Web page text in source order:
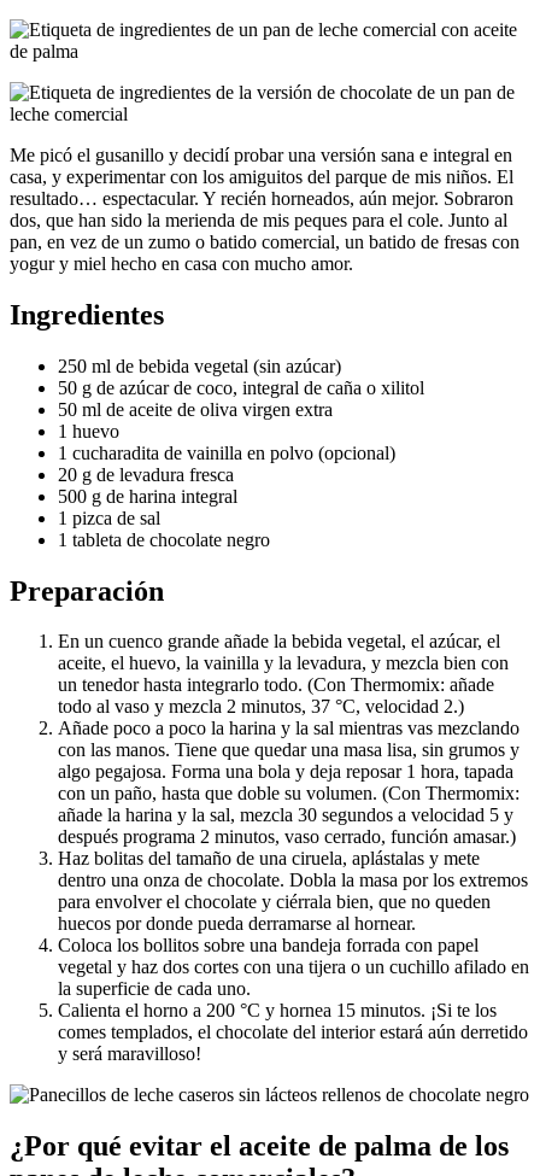
Me picó el gusanillo y decidí probar una versión sana e integral en
casa, y experimentar con los amiguitos del parque de mis niños. El
resultado… espectacular. Y recién horneados, aún mejor. Sobraron
dos, que han sido la merienda de mis peques para el cole. Junto al
pan, en vez de un zumo o batido comercial, un batido de fresas con
yogur y miel hecho en casa con mucho amor.
Ingredientes
250 ml de bebida vegetal (sin azúcar)
50 g de azúcar de coco, integral de caña o xilitol
50 ml de aceite de oliva virgen extra
1 huevo
1 cucharadita de vainilla en polvo (opcional)
20 g de levadura fresca
500 g de harina integral
1 pizca de sal
1 tableta de chocolate negro
Preparación
En un cuenco grande añade la bebida vegetal, el azúcar, el
aceite, el huevo, la vainilla y la levadura, y mezcla bien con
un tenedor hasta integrarlo todo. (Con Thermomix: añade
todo al vaso y mezcla 2 minutos, 37 °C, velocidad 2.)
Añade poco a poco la harina y la sal mientras vas mezclando
con las manos. Tiene que quedar una masa lisa, sin grumos y
algo pegajosa. Forma una bola y deja reposar 1 hora, tapada
con un paño, hasta que doble su volumen. (Con Thermomix:
añade la harina y la sal, mezcla 30 segundos a velocidad 5 y
después programa 2 minutos, vaso cerrado, función amasar.)
Haz bolitas del tamaño de una ciruela, aplástalas y mete
dentro una onza de chocolate. Dobla la masa por los extremos
para envolver el chocolate y ciérrala bien, que no queden
huecos por donde pueda derramarse al hornear.
Coloca los bollitos sobre una bandeja forrada con papel
vegetal y haz dos cortes con una tijera o un cuchillo afilado en
la superficie de cada uno.
Calienta el horno a 200 °C y hornea 15 minutos. ¡Si te los
comes templados, el chocolate del interior estará aún derretido
y será maravilloso!
¿Por qué evitar el aceite de palma de los